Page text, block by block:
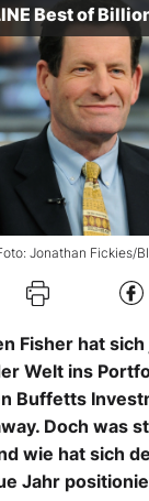
Jonathan Fickies/
of Billionaires Index NTR 05/
Fisher hat
Welt ins
Buffetts
Doch was
wie hat sich
Jahr